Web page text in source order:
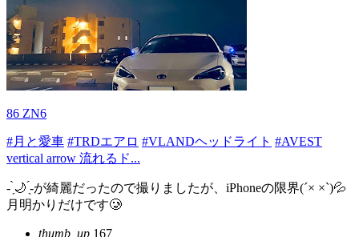
86 ZN6
#月と愛車 #TRDエアロ #VLANDヘッドライト #AVEST
vertical arrow 流れるド...
- ̗̀🌙 ̖́-が綺麗だったので撮りましたが、iPhoneの限界(´× ×`)💦
月明かりだけです🥲
thumb_up 167